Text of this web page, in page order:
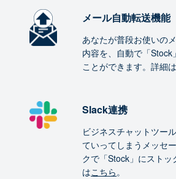
メール自動転送機能
あなたが普段お使いの
内容を、自動で「Stock
ことができます。詳細は
Slack連携
ビジネスチャットツー
ていってしまうメッセ
クで「Stock」にストッ
はこちら。